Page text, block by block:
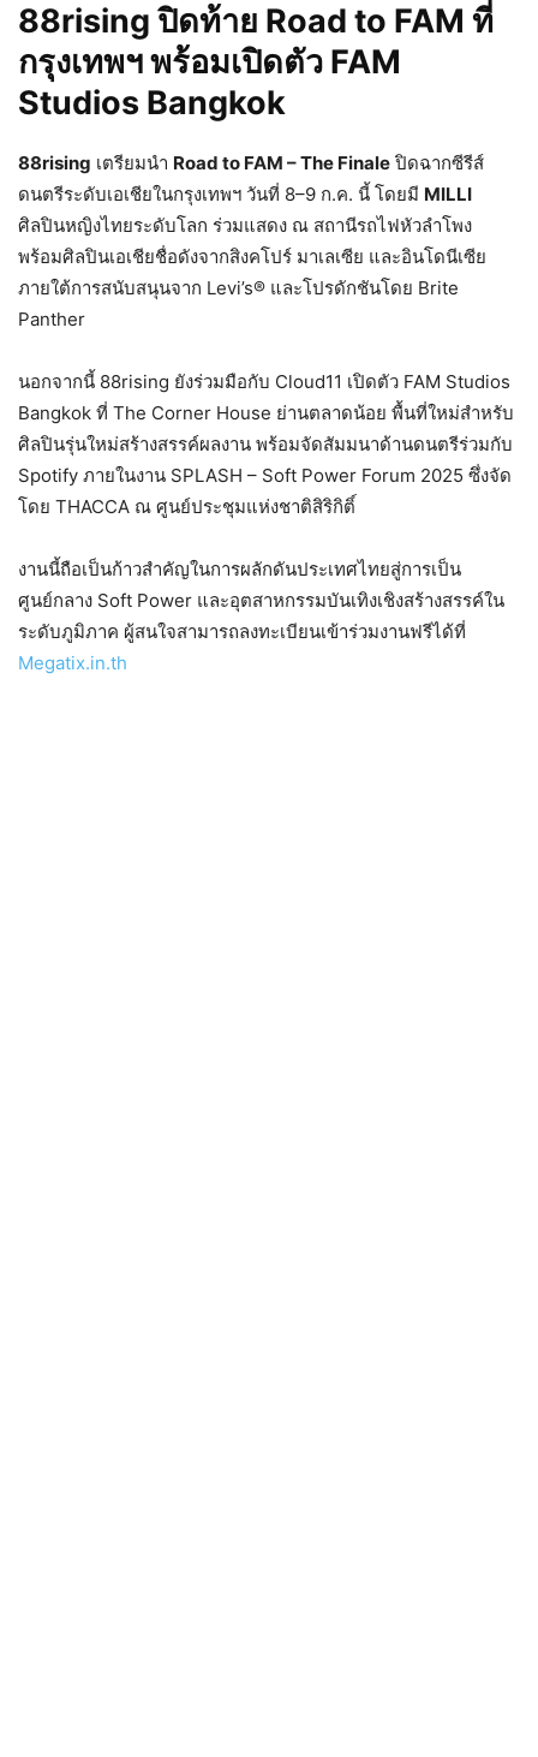
88rising ปิดท้าย Road to FAM ที่
กรุงเทพฯ พร้อมเปิดตัว FAM
Studios Bangkok
88rising เตรียมนำ Road to FAM – The Finale ปิดฉากซีรีส์
ดนตรีระดับเอเชียในกรุงเทพฯ วันที่ 8–9 ก.ค. นี้ โดยมี MILLI
ศิลปินหญิงไทยระดับโลก ร่วมแสดง ณ สถานีรถไฟหัวลำโพง
พร้อมศิลปินเอเชียชื่อดังจากสิงคโปร์ มาเลเซีย และอินโดนีเซีย
ภายใต้การสนับสนุนจาก Levi’s® และโปรดักชันโดย Brite
Panther
นอกจากนี้ 88rising ยังร่วมมือกับ Cloud11 เปิดตัว FAM Studios
Bangkok ที่ The Corner House ย่านตลาดน้อย พื้นที่ใหม่สำหรับ
ศิลปินรุ่นใหม่สร้างสรรค์ผลงาน พร้อมจัดสัมมนาด้านดนตรีร่วมกับ
Spotify ภายในงาน SPLASH – Soft Power Forum 2025 ซึ่งจัด
โดย THACCA ณ ศูนย์ประชุมแห่งชาติสิริกิติ์
งานนี้ถือเป็นก้าวสำคัญในการผลักดันประเทศไทยสู่การเป็น
ศูนย์กลาง Soft Power และอุตสาหกรรมบันเทิงเชิงสร้างสรรค์ใน
ระดับภูมิภาค ผู้สนใจสามารถลงทะเบียนเข้าร่วมงานฟรีได้ที่
Megatix.in.th